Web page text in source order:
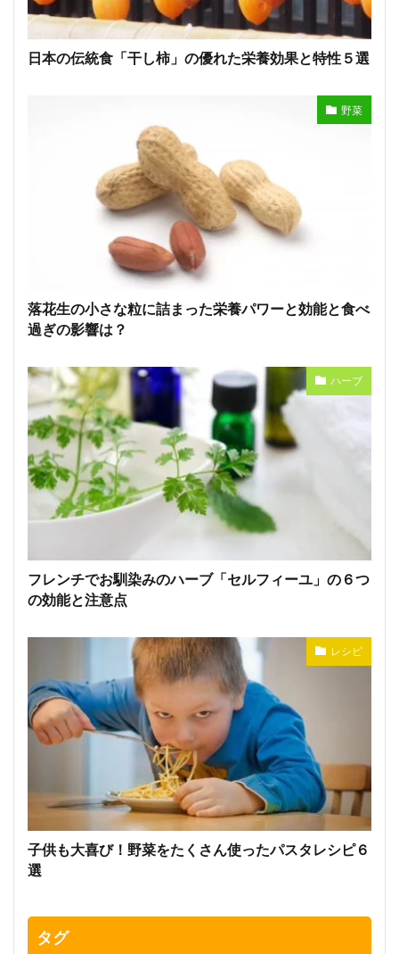
日本の伝統食「干し柿」の優れた栄養効果と特性５選
野菜
落花生の小さな粒に詰まった栄養パワーと効能と食べ
過ぎの影響は？
ハーブ
フレンチでお馴染みのハーブ「セルフィーユ」の６つ
の効能と注意点
レシピ
子供も大喜び！野菜をたくさん使ったパスタレシピ６
選
タグ